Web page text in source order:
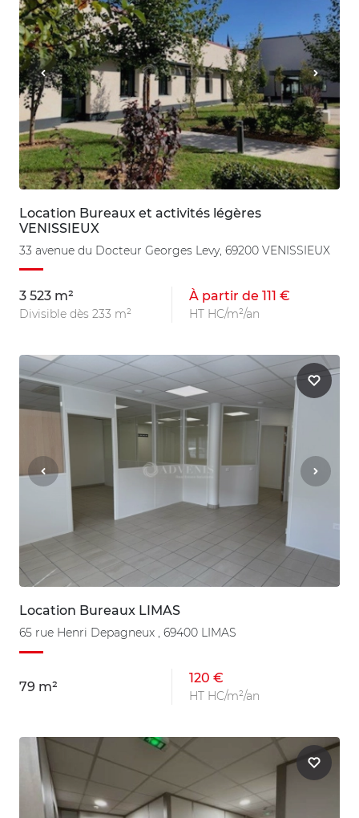
Location Bureaux et activités légères
VENISSIEUX
33 avenue du Docteur Georges Levy, 69200 VENISSIEUX
3 523 m²
Divisible dès 233 m²
À partir de 111 €
HT HC/m²/an
Location Bureaux LIMAS
65 rue Henri Depagneux , 69400 LIMAS
79 m²
120 €
HT HC/m²/an